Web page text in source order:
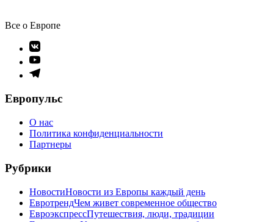
Все о Европе
Элемент
меню
Элемент
меню
Элемент
Европульс
О нас
Политика конфиденциальности
Партнеры
Рубрики
НовостиНовости из Европы каждый день
ЕвротрендЧем живет современное общество
ЕвроэкспрессПутешествия, люди, традиции